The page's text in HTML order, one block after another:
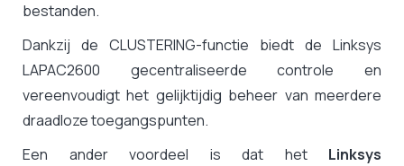
bestanden.
Dankzij de CLUSTERING-functie biedt de Linksys
LAPAC2600 gecentraliseerde controle en
vereenvoudigt het gelijktijdig beheer van meerdere
draadloze toegangspunten.
Een ander voordeel is dat het Linksys